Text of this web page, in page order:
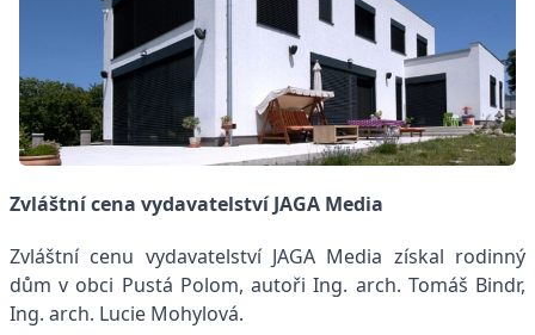
Zvláštní cena vydavatelství JAGA Media
Zvláštní cenu vydavatelství JAGA Media získal rodinný
dům v obci Pustá Polom, autoři Ing. arch. Tomáš Bindr,
Ing. arch. Lucie Mohylová.